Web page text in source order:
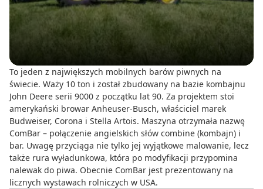
To jeden z największych mobilnych barów piwnych na
świecie. Waży 10 ton i został zbudowany na bazie kombajnu
John Deere serii 9000 z początku lat 90. Za projektem stoi
amerykański browar Anheuser-Busch, właściciel marek
Budweiser, Corona i Stella Artois. Maszyna otrzymała nazwę
ComBar – połączenie angielskich słów combine (kombajn) i
bar. Uwagę przyciąga nie tylko jej wyjątkowe malowanie, lecz
także rura wyładunkowa, która po modyfikacji przypomina
nalewak do piwa. Obecnie ComBar jest prezentowany na
licznych wystawach rolniczych w USA.